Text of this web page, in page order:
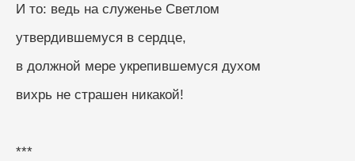
И то: ведь на служенье Светлом
утвердившемуся в сердце,
в должной мере укрепившемуся духом
вихрь не страшен никакой!
***